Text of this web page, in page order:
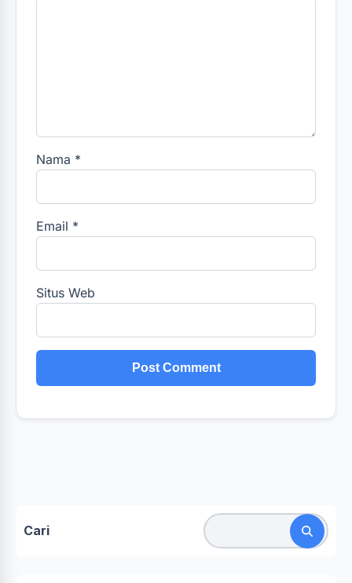
Nama *
Email *
Situs Web
Cari